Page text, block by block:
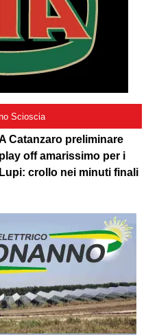
Scioscia
Catanzaro preliminare
play off amarissimo per i
Lupi: crollo nei minuti finali